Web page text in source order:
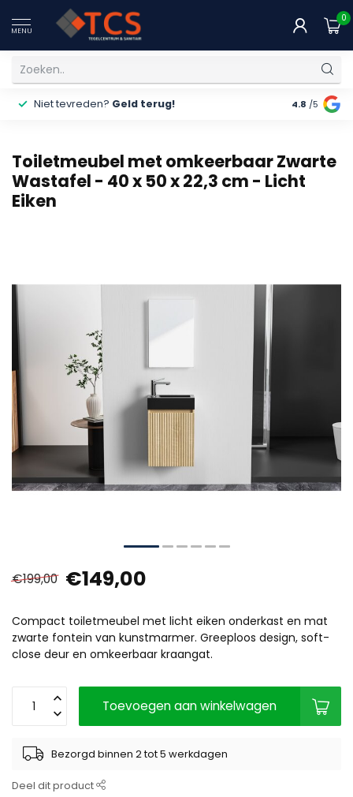
MENU
0
Niet tevreden? Geld terug! Gratis
4.8 /5
Toiletmeubel met omkeerbaar Zwarte
Wastafel - 40 x 50 x 22,3 cm - Licht
Eiken
€199,00 €149,00
Compact toiletmeubel met licht eiken onderkast en mat
zwarte fontein van kunstmarmer. Greeploos design, soft-
close deur en omkeerbaar kraangat.
Toevoegen aan winkelwagen
Bezorgd binnen 2 tot 5 werkdagen
Deel dit product